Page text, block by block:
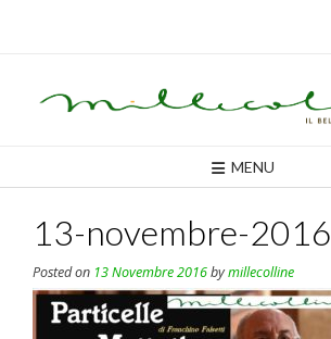
MENU
13-novembre-2016
Posted on 13 Novembre 2016bymillecolline